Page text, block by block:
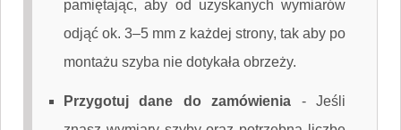
pamiętając, aby od uzyskanych wymiarów
odjąć ok. 3–5 mm z każdej strony, tak aby po
montażu szyba nie dotykała obrzeży.
Przygotuj dane do zamówienia -Jeśli